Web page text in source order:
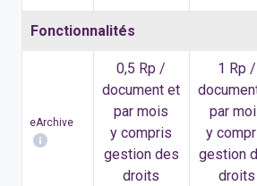
Fonctionnalités
eArchive
0,5 Rp /
document et
par mois
y compris
gestion des
droits
1 Rp /
par
y
gestion
droits